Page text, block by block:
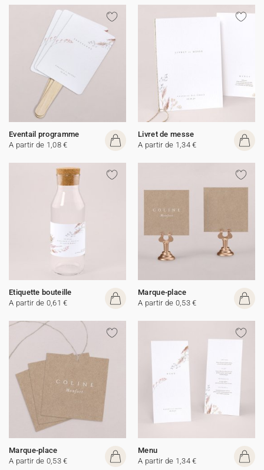
Eventail programme
A partir de 1,08 €
Livret de messe
A partir de 1,34 €
Etiquette bouteille
A partir de 0,61 €
Marque-place
A partir de 0,53 €
Marque-place
A partir de 0,53 €
Menu
A partir de 1,34 €